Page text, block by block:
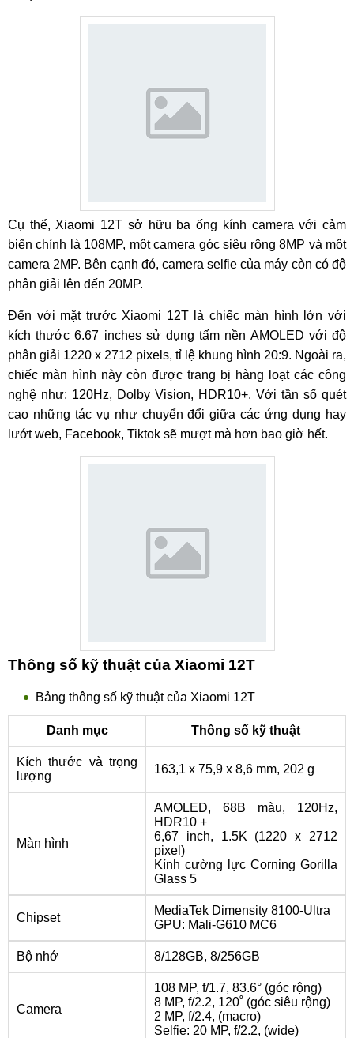
Cụ thể, Xiaomi 12T sở hữu ba ống kính camera với cảm
biến chính là 108MP, một camera góc siêu rộng 8MP và một
camera 2MP. Bên cạnh đó, camera selfie của máy còn có độ
phân giải lên đến 20MP.
Đến với mặt trước Xiaomi 12T là chiếc màn hình lớn với
kích thước 6.67 inches sử dụng tấm nền AMOLED với độ
phân giải 1220 x 2712 pixels, tỉ lệ khung hình 20:9. Ngoài ra,
chiếc màn hình này còn được trang bị hàng loạt các công
nghệ như: 120Hz, Dolby Vision, HDR10+. Với tần số quét
cao những tác vụ như chuyển đổi giữa các ứng dụng hay
lướt web, Facebook, Tiktok sẽ mượt mà hơn bao giờ hết.
Thông số kỹ thuật của Xiaomi 12T
Bảng thông số kỹ thuật của Xiaomi 12T
Danh mục Thông số kỹ thuật
Kích thước và trọng
lượng
163,1 x 75,9 x 8,6 mm, 202 g
Màn hình
AMOLED, 68B màu, 120Hz,
HDR10 +
6,67 inch, 1.5K (1220 x 2712
pixel)
Kính cường lực Corning Gorilla
Glass 5
Chipset
MediaTek Dimensity 8100-Ultra
GPU: Mali-G610 MC6
Bộ nhớ 8/128GB, 8/256GB
Camera
108 MP, f/1.7, 83.6° (góc rộng)
8 MP, f/2.2, 120˚ (góc siêu rộng)
2 MP, f/2.4, (macro)
Selfie: 20 MP, f/2.2, (wide)